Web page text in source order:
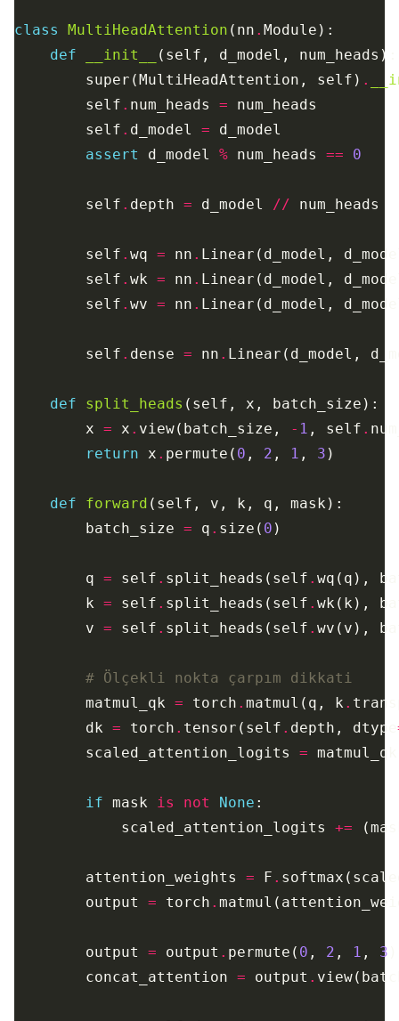
class MultiHeadAttention (nn .
def
__init__
        super(MultiHeadAttention, self)
.
        self
. num_heads =
        self
. d_model =
assert
d_model % num_heads == 0
        self
. depth = d_model //
        self
. wq = nn .
        self
. wk = nn .
        self
. wv = nn .
        self
. dense = nn .
def split_heads
        x
= x . view(batch_size, - 1 , self .
return x . permute( 0 , 2 , 1 , 3
def forward
        batch_size
= q . size( 0
        q
= self . split_heads(self .
        k
= self . split_heads(self .
        v
= self . split_heads(self .
# Ölçekli nokta çarpım dikkati
        matmul_qk
= torch . matmul(q, k .
        dk
= torch . tensor(self . depth, dtype
        scaled_attention_logits
=
if mask is not None
            scaled_attention_logits
+=
        attention_weights
= F .
        output
= torch .
        output
= output . permute( 0 , 2 , 1 , 3
        concat_attention
= output .